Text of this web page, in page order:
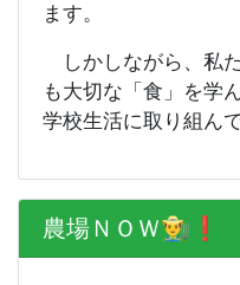
ます。
しかしながら、私
も大切な「食」を学
学校生活に取り組ん
農場ＮＯＷ👨‍🌾❗️